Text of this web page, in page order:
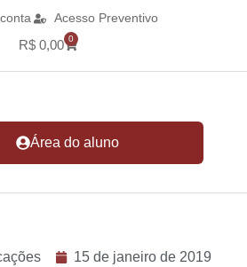
Acesso Preventivo
R$ 0,00 0
Área do aluno
15 de janeiro de 2019